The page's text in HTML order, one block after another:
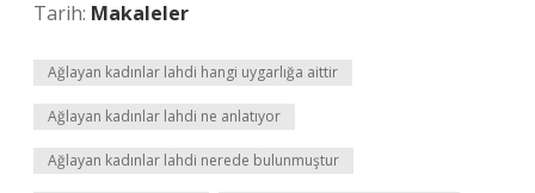
Tarih: Makaleler
Ağlayan kadınlar lahdi hangi uygarlığa aittir
Ağlayan kadınlar lahdi ne anlatıyor
Ağlayan kadınlar lahdi nerede bulunmuştur